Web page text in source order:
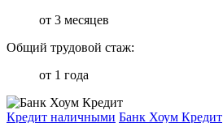
от 3 месяцев
Общий трудовой стаж:
от 1 года
Кредит наличными Банк Хоум Кредит